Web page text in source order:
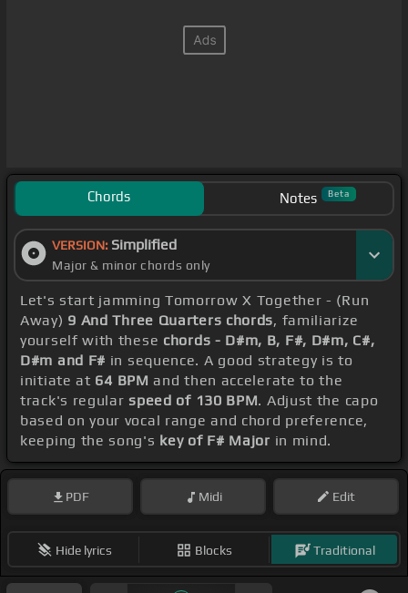
Chords Notes Beta
VERSION: Simplified
Major & minor chords only
Let's start jamming Tomorrow X Together - (Run
Away) 9 And Three Quarters chords, familiarize
yourself with these chords - D#m, B, F#, D#m, C#,
D#m and F# in sequence. A good strategy is to
initiate at 64 BPM and then accelerate to the
track's regularspeed of 130 BPM. Adjust the capo
based on your vocal range and chord preference,
keeping the song's key of F# Major in mind.
PDF Midi Edit
Hide lyrics Blocks Traditional